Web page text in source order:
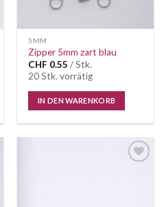
5MM
Zipper 5mm zart blau
CHF 0.55 / Stk.
20 Stk. vorrätig
IN DEN WARENKORB